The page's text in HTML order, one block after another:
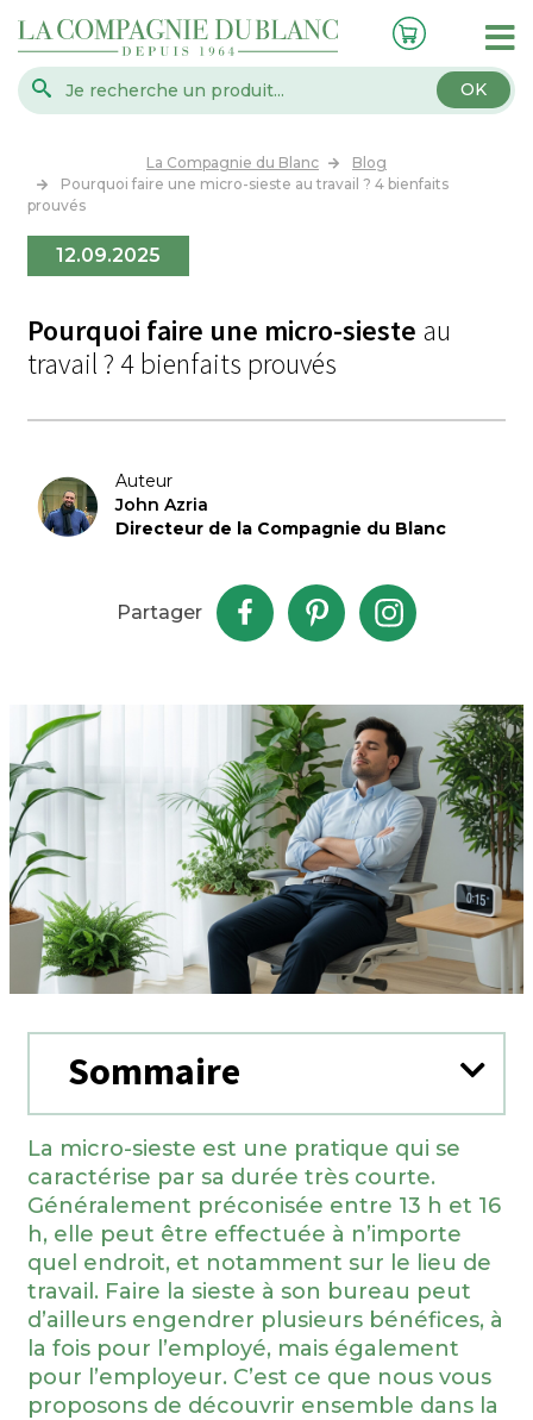
OK
La Compagnie du Blanc
Blog
Pourquoi faire une micro-sieste au travail ? 4 bienfaits
prouvés
12.09.2025
Pourquoi faire une micro-sieste au
travail ? 4 bienfaits prouvés
Auteur
John Azria
Directeur de la Compagnie du Blanc
Partager
Sommaire
La micro-sieste est une pratique qui se
caractérise par sa durée très courte.
Généralement préconisée entre 13 h et 16
h, elle peut être effectuée à n’importe
quel endroit, et notamment sur le lieu de
travail. Faire la sieste à son bureau peut
d’ailleurs engendrer plusieurs bénéfices, à
la fois pour l’employé, mais également
pour l’employeur. C’est ce que nous vous
proposons de découvrir ensemble dans la